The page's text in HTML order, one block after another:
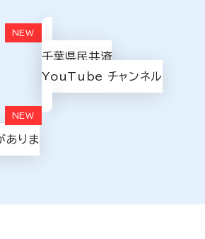
千葉県民共済
ありま